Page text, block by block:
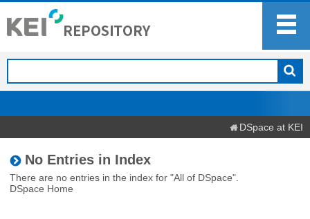
DSpace at KEI
No Entries in Index
There are no entries in the index for "All of DSpace".
DSpace Home